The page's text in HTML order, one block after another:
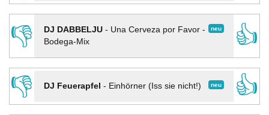
👎
neu
DJ DABBELJU- Una Cerveza por Favor -
Bodega-Mix
👍
👎
neu
DJ Feuerapfel - Einhörner (Iss sie nicht!)
👍